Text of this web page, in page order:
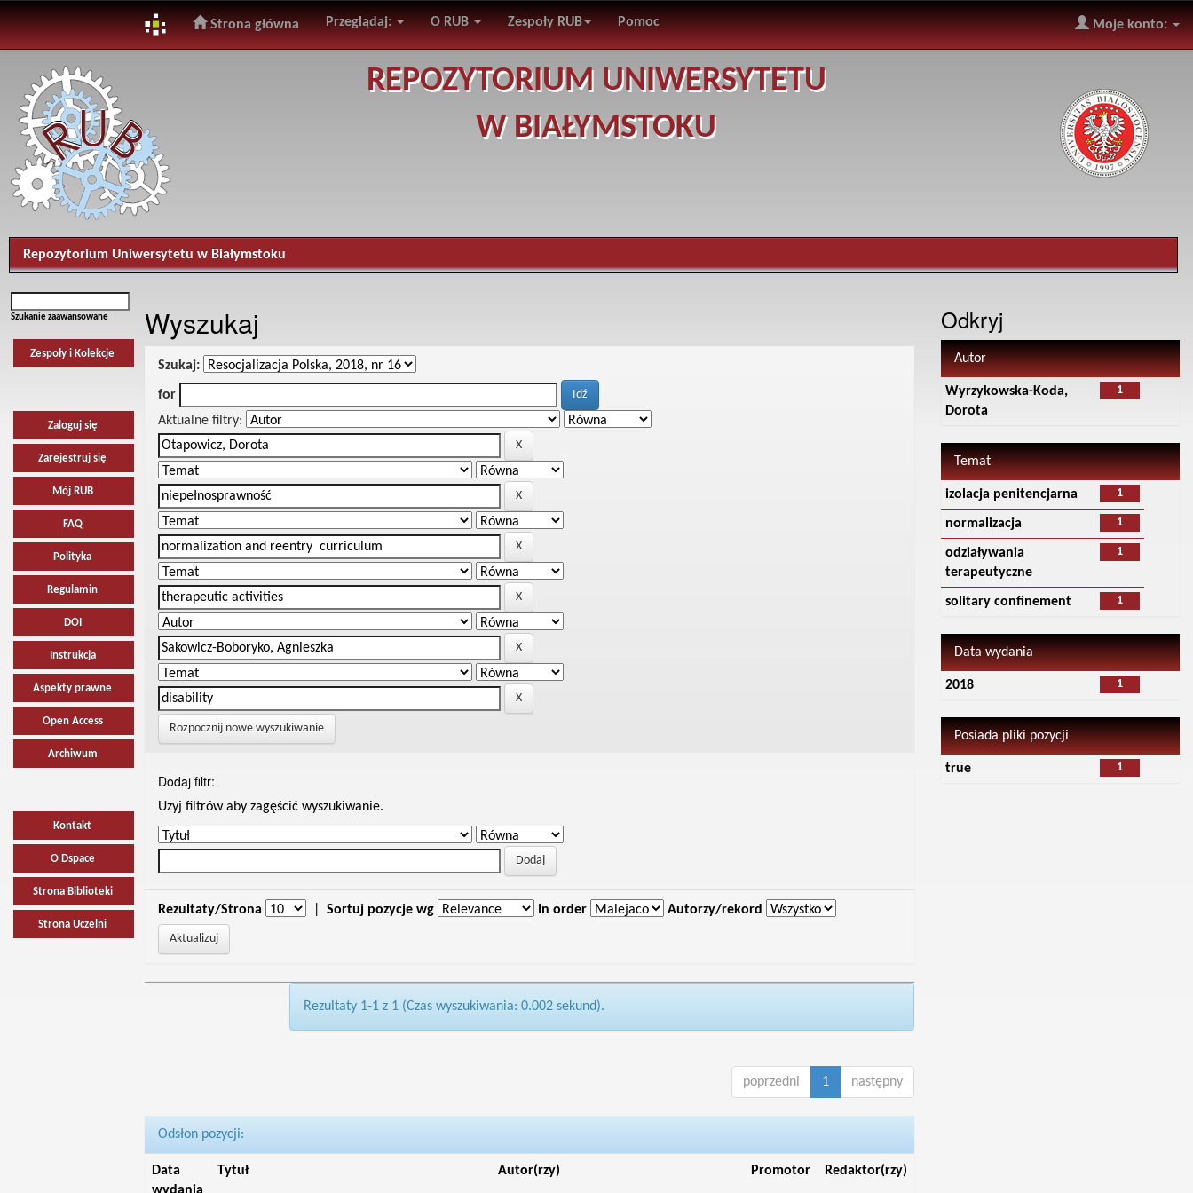
navigation
Strona główna Przeglądaj: O RUB Zespoły RUB Pomoc Moje konto:
REPOZYTORIUM UNIWERSYTETU
W BIAŁYMSTOKU
Repozytorium Uniwersytetu w Białymstoku
Szukanie zaawansowane
Zespoły i Kolekcje
Zaloguj się
Zarejestruj się
Mój RUB
FAQ
Polityka
Regulamin
DOI
Instrukcja
Aspekty prawne
Open Access
Archiwum
Kontakt
O Dspace
Strona Biblioteki
Strona Uczelni
Wyszukaj
Szukaj:
for
Aktualne filtry:
Rozpocznij nowe wyszukiwanie
Dodaj filtr:
Uzyj filtrów aby zagęścić wyszukiwanie.
Rezultaty/Strona Sortuj pozycje wg In order Autorzy/rekord
Rezultaty 1-1 z 1 (Czas wyszukiwania: 0.002 sekund).
poprzedni 1 następny
Odsłon pozycji:
Data
Tytuł Autor(rzy) Promotor Redaktor(rzy)
Odkryj
Autor
1
Wyrzykowska-Koda,
Dorota
Temat
1
izolacja penitencjarna
1
normalizacja
1
odziaływania
terapeutyczne
1
solitary confinement
Data wydania
1
2018
Posiada pliki pozycji
1
true